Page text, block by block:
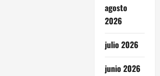
agosto
2026
julio 2026
junio 2026